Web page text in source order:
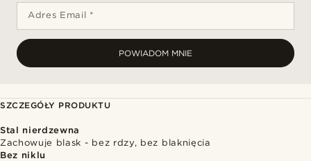
Adres Email *
POWIADOM MNIE
SZCZEGÓŁY PRODUKTU
Stal nierdzewna
Zachowuje blask - bez rdzy, bez blaknięcia
Bez niklu